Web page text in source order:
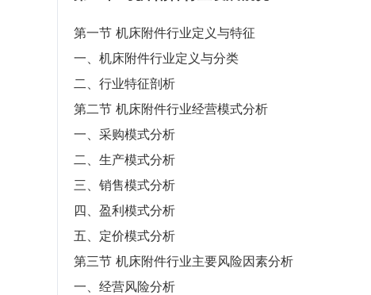
第一节 机床附件行业定义与特征
一、机床附件行业定义与分类
二、行业特征剖析
第二节 机床附件行业经营模式分析
一、采购模式分析
二、生产模式分析
三、销售模式分析
四、盈利模式分析
五、定价模式分析
第三节 机床附件行业主要风险因素分析
一、经营风险分析